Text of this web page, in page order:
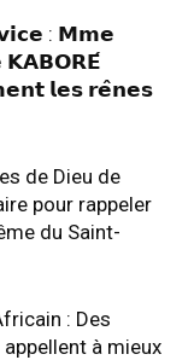
: 𝗠𝗺𝗲
𝗞𝗔𝗕𝗢𝗥𝗘́
𝗹𝗲𝘀 𝗿𝗲̂𝗻𝗲𝘀
de Dieu de
pour rappeler
du Saint-
: Des
à mieux